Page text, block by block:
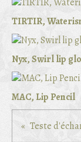
TIRTIR,
Nyx, Swirl lip
MAC, Lip Pencil